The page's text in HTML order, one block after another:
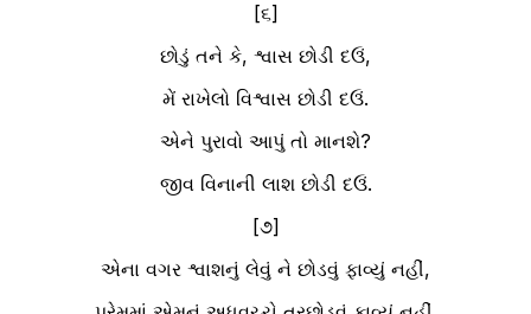
[૬]
છોડું તને કે, શ્વાસ છોડી દઉં,
મેં રાખેલો વિશ્વાસ છોડી દઉં.
એને પુરાવો આપું તો માનશે?
જીવ વિનાની લાશ છોડી દઉં.
[૭]
એના વગર શ્વાશનું લેવું ને છોડવું ફાવ્યું નહીં,